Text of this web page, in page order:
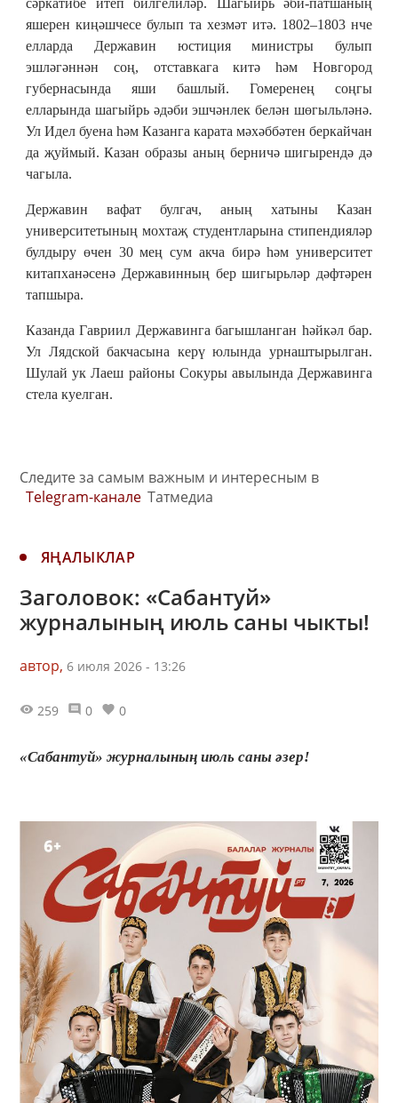
сәркатибе итеп билгелиләр. Шагыйрь әби-патшаның
яшерен киңәшчесе булып та хезмәт итә. 1802–1803 нче
елларда Державин юстиция министры булып
эшләгәннән соң, отставкага китә һәм Новгород
губернасында яши башлый. Гомеренең соңгы
елларында шагыйрь әдәби эшчәнлек белән шөгыльләнә.
Ул Идел буена һәм Казанга карата мәхәббәтен беркайчан
да җуймый. Казан образы аның берничә шигырендә дә
чагыла.
Державин вафат булгач, аның хатыны Казан
университетының мохтаҗ студентларына стипендияләр
булдыру өчен 30 мең сум акча бирә һәм университет
китапханәсенә Державинның бер шигырьләр дәфтәрен
тапшыра.
Казанда Гавриил Державинга багышланган һәйкәл бар.
Ул Лядской бакчасына керү юлында урнаштырылган.
Шулай ук Лаеш районы Сокуры авылында Державинга
стела куелган.
Следите за самым важным и интересным в
Telegram-канале Татмедиа
ЯҢАЛЫКЛАР
Заголовок: «Сабантуй»
журналының июль саны чыкты!
автор, 6 июля 2026 - 13:26
259 0 0
«Сабантуй» журналының июль саны әзер!